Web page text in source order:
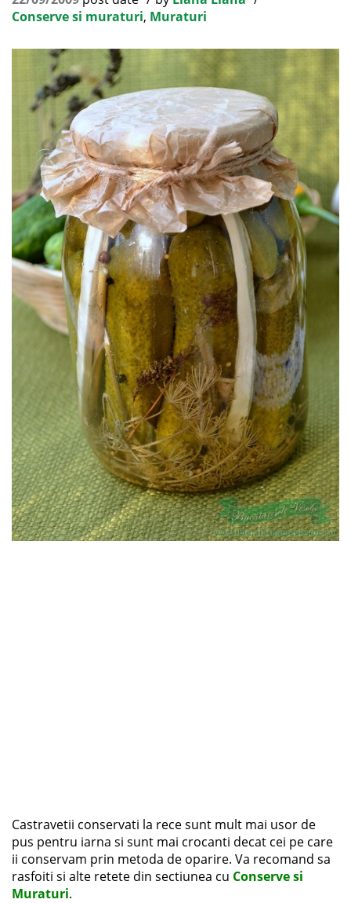
Conserve si muraturi, Muraturi
Castravetii conservati la rece sunt mult mai usor de
pus pentru iarna si sunt mai crocanti decat cei pe care
ii conservam prin metoda de oparire. Va recomand sa
rasfoiti si alte retete din sectiunea cu Conserve si
Muraturi.